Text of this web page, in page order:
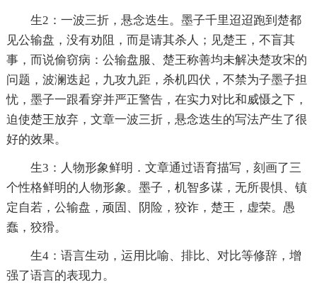
生2：一波三折，悬念迭生。墨子千里迢迢跑到楚都
见公输盘，没有劝阻，而是请其杀人；见楚王，不盲其
事，而说偷窃病：公输盘服、楚王称善均未解决楚攻宋的
问题，波澜迭起，九攻九距，杀机四伏，不禁为子墨子担
忧，墨子一跟看穿并严正警告，在实力对比和威慑之下，
迫使楚王放弃，文章一波三折，悬念迭生的写法产生了很
好的效果。
生3：人物形象鲜明．文章通过语育描写，刻画了三
个性格鲜明的人物形象。墨子，机智多谋，无所畏惧、镇
定自若，公输盘，顽固、阴险，狡诈，楚王，虚荣。愚
蠢，狡猾。
生4：语言生动，运用比喻、排比、对比等修辞，增
强了语言的表现力。